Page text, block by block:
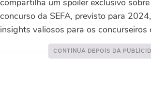
compartilha um spoiler exclusivo
concurso da SEFA, previsto para
insights valiosos para os concurseiros